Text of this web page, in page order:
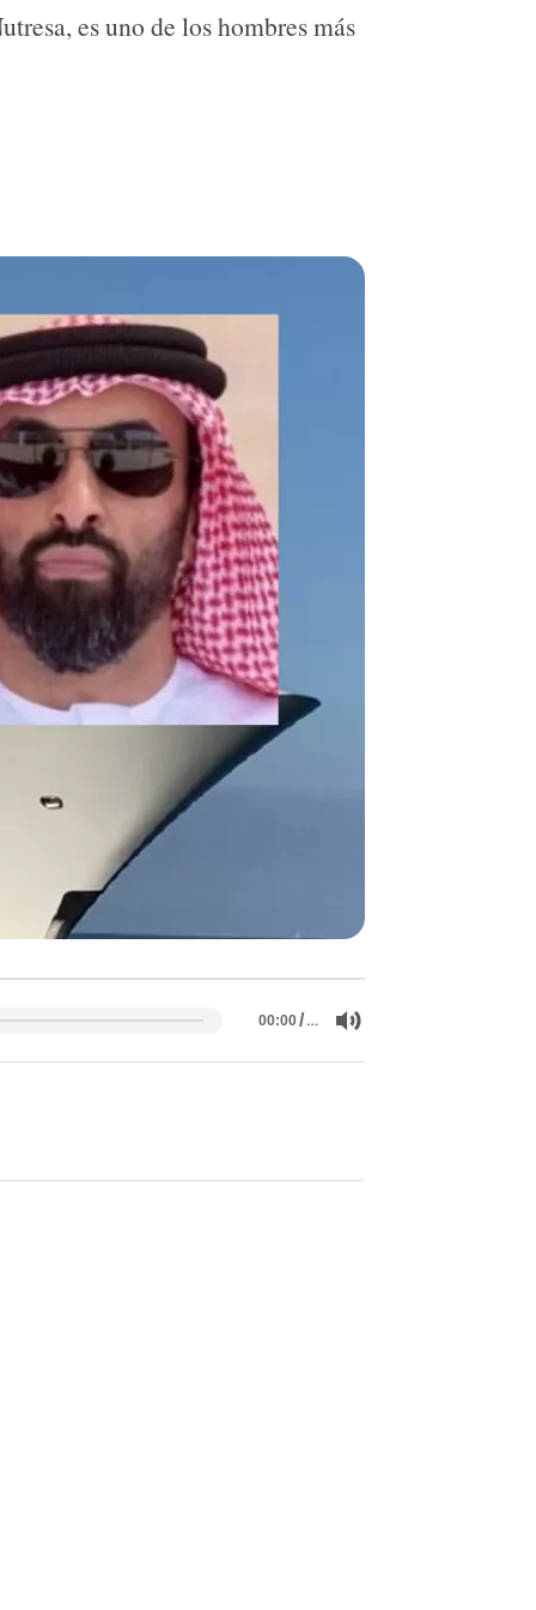
es uno de los hombres más
00:00/…